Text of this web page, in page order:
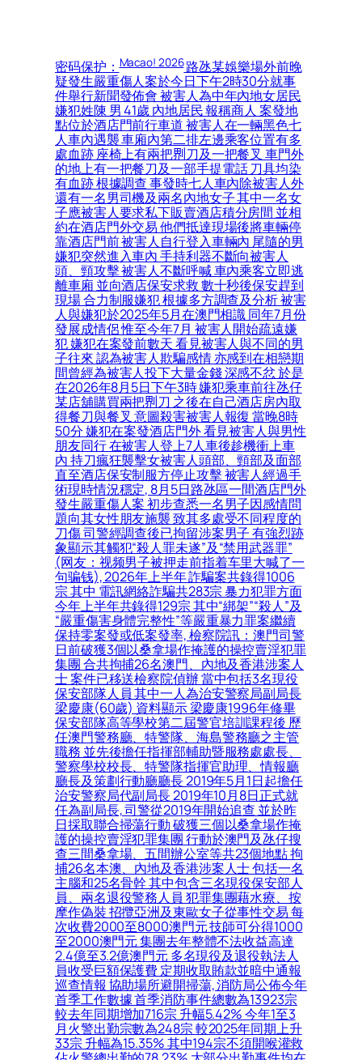
密码保护：Macao! 2026路氹某娛樂場外前晚
疑發生嚴重傷人案於今日下午2時30分就事
件舉行新聞發佈會 被害人為中年內地女居民
嫌犯姓陳 男 41歲 內地居民 報稱商人 案發地
點位於酒店門前行車道 被害人在一輛黑色七
人車內遇襲 車廂內第二排左邊乘客位置有多
處血跡 座椅上有兩把𠝹刀及一把餐叉 車門外
的地上有一把餐刀及一部手提電話 刀具均染
有血跡 根據調查 事發時七人車內除被害人外
還有一名男司機及兩名內地女子 其中一名女
子應被害人要求私下販賣酒店積分房間 並相
約在酒店門外交易 他們抵達現場後將車輛停
靠酒店門前 被害人自行登入車輛內 尾隨的男
嫌犯突然進入車內 手持利器不斷向被害人
頭、頸攻擊 被害人不斷呼喊 車內乘客立即逃
離車廂 並向酒店保安求救 數十秒後保安趕到
現場 合力制服嫌犯 根據多方調查及分析 被害
人與嫌犯於2025年5月在澳門相識 同年7月份
發展成情侶 惟至今年7月 被害人開始疏遠嫌
犯 嫌犯在案發前數天 看見被害人與不同的男
子往來 認為被害人欺騙感情 亦感到在相戀期
間曾經為被害人投下大量金錢 深感不忿 於是
在2026年8月5日下午3時 嫌犯乘車前往氹仔
某店舖購買兩把𠝹刀 之後在自己酒店房內取
得餐刀與餐叉 意圖殺害被害人報復 當晚8時
50分 嫌犯在案發酒店門外 看見被害人與男性
朋友同行 在被害人登上7人車後趁機衝上車
內 持刀瘋狂襲擊女被害人頭部、頸部及面部
直至酒店保安制服方停止攻擊 被害人經過手
術現時情況穩定, 8月5日路氹區一間酒店門外
發生嚴重傷人案 初步查悉一名男子因感情問
題向其女性朋友施襲 致其多處受不同程度的
刀傷 司警經調查後已拘留涉案男子 有強烈跡
象顯示其觸犯“殺人罪未遂”及“禁用武器罪”
(网友：视频男子被押走前指着车里大喊了一
句骗钱), 2026年上半年 詐騙案共錄得1006
宗 其中 電訊網絡詐騙共283宗 暴力犯罪方面
今年上半年共錄得129宗 其中“綁架”“殺人”及
“嚴重傷害身體完整性”等嚴重暴力罪案繼續
保持零案發或低案發率, 檢察院訊：澳門司警
日前破獲3個以桑拿場作掩護的操控賣淫犯罪
集團 合共拘捕26名澳門、內地及香港涉案人
士 案件已移送檢察院偵辦 當中包括3名現役
保安部隊人員 其中一人為治安警察局副局長
梁慶康(60歲) 資料顯示 梁慶康1996年修畢
保安部隊高等學校第二屆警官培訓課程後 歷
任澳門警務廳、特警隊、海島警務廳之主管
職務 並先後擔任指揮部輔助暨服務處處長、
警察學校校長、特警隊指揮官助理、情報廳
廳長及策劃行動廳廳長 2019年5月1日起擔任
治安警察局代副局長 2019年10月8日正式就
任為副局長, 司警從2019年開始追查 並於昨
日採取聯合掃蕩行動 破獲三個以桑拿場作掩
護的操控賣淫犯罪集團 行動於澳門及氹仔搜
查三間桑拿場、五間辦公室等共23個地點 拘
捕26名本澳、內地及香港涉案人士 包括一名
主腦和25名骨幹 其中包含三名現役保安部人
員、兩名退役警務人員 犯罪集團藉水療、按
摩作偽裝 招攬亞洲及東歐女子從事性交易 每
次收費2000至8000澳門元 技師可分得1000
至2000澳門元 集團去年整體不法收益高達
2.4億至3.2億澳門元 多名現役及退役執法人
員收受巨額保護費 定期收取賄款並暗中通報
巡查情報 協助場所避開掃蕩, 消防局公佈今年
首季工作數據 首季消防事件總數為13923宗
較去年同期增加716宗 升幅5.42% 今年1至3
月火警出勤宗數為248宗 較2025年同期上升
33宗 升幅為15.35% 其中194宗不須開喉灌救